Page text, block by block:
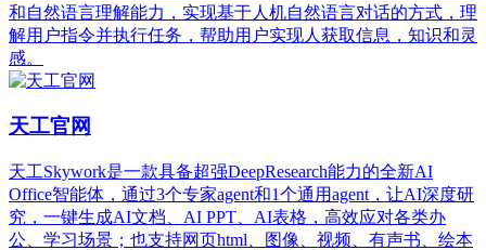
和自然语言理解能力，实现基于人机自然语言对话的方式，理
解用户指令并执行任务，帮助用户实现人获取信息，知识和灵
感。
天工官网
天工Skywork是一款具备超强DeepResearch能力的全新AI
Office智能体，通过3个专家agent和1个通用agent，让AI深度研
究，一键生成AI文档、AI PPT、AI表格，高效应对各类办
公、学习场景；也支持网页html、图像、视频、有声书、绘本